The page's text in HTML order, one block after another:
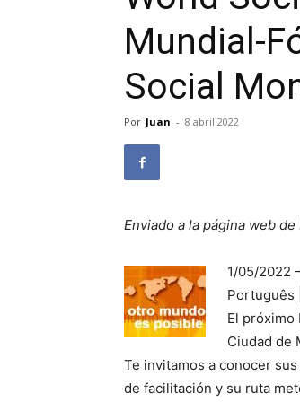
Mundial-
Social
Por Juan - 8 abril 2022
Enviado a la página web
1/05/2022
Português
El próximo
Ciudad de
Te invitamos a conocer
de facilitación y su ruta